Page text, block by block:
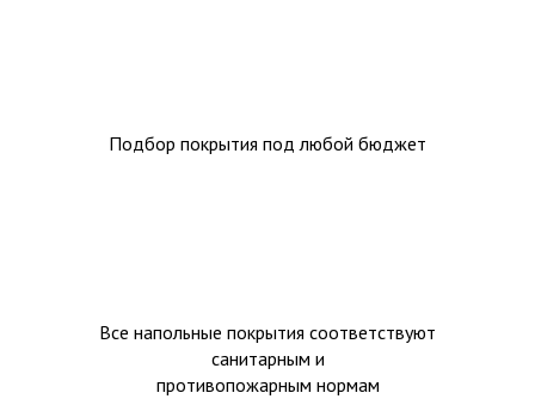
Подбор покрытия под любой бюджет
Все напольные покрытия соответствуют
санитарным и
противопожарным нормам